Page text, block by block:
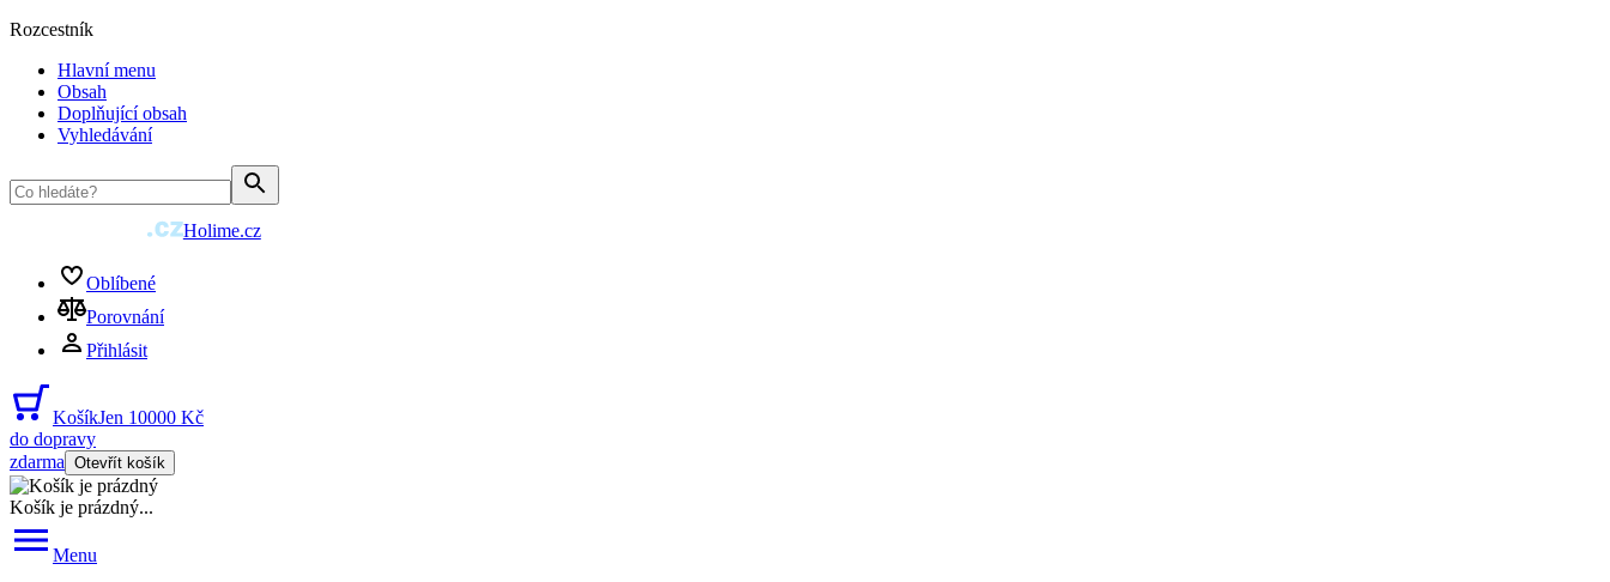
Rozcestník
Hlavní menu
Obsah
Doplňující obsah
Vyhledávání
Holime.cz
Oblíbené
Porovnání
Přihlásit
KošíkJen 10000 Kč
do dopravy
zdarma Otevřít košík
Košík je prázdný...
Menu